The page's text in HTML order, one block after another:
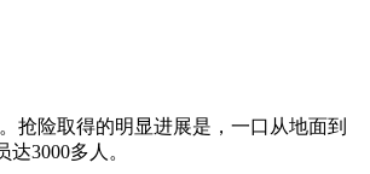
抢险取得的明显进展是，一口从地面到
3000多人。